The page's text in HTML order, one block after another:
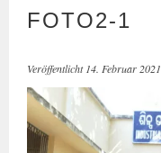
FOTO2‑1
Veröffentlicht 14. Februar 2021